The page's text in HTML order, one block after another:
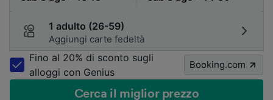
1 adulto (26-59)
Aggiungi carte fedeltà
Fino al 20% di sconto sugli
alloggi con Genius
Booking.com
Cerca il miglior prezzo